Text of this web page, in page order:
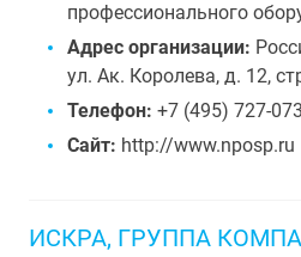
профессионального
Адрес организации:
ул. Ак. Королева, д. 12,
Телефон: +7 (495) 727-
Сайт: http://www.nposp.ru
ИСКРА, ГРУППА